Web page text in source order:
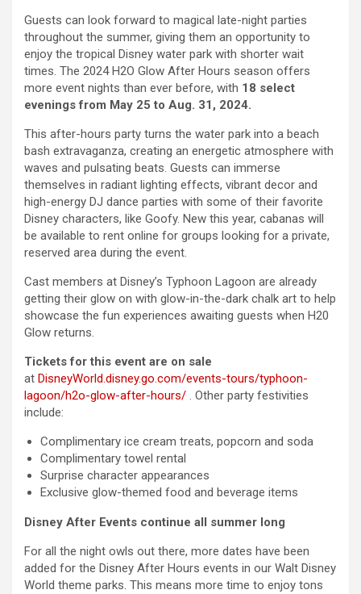
Guests can look forward to magical late-night parties
throughout the summer, giving them an opportunity to
enjoy the tropical Disney water park with shorter wait
times. The 2024 H2O Glow After Hours season offers
more event nights than ever before, with 18 select
evenings from May 25 to Aug. 31, 2024.
This after-hours party turns the water park into a beach
bash extravaganza, creating an energetic atmosphere with
waves and pulsating beats. Guests can immerse
themselves in radiant lighting effects, vibrant decor and
high-energy DJ dance parties with some of their favorite
Disney characters, like Goofy. New this year, cabanas will
be available to rent online for groups looking for a private,
reserved area during the event.
Cast members at Disney’s Typhoon Lagoon are already
getting their glow on with glow-in-the-dark chalk art to help
showcase the fun experiences awaiting guests when H20
Glow returns.
Tickets for this event are on sale
at DisneyWorld.disney.go.com/events-tours/typhoon-
lagoon/h2o-glow-after-hours/ . Other party festivities
include:
Complimentary ice cream treats, popcorn and soda
Complimentary towel rental
Surprise character appearances
Exclusive glow-themed food and beverage items
Disney After Events continue all summer long
For all the night owls out there, more dates have been
added for the Disney After Hours events in our Walt Disney
World theme parks. This means more time to enjoy tons